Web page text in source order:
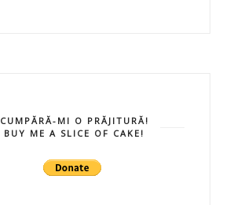
CUMPĂRĂ-MI O PRĂJITURĂ!
BUY ME A SLICE OF CAKE!